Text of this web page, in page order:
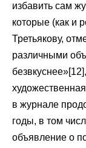
избавить сам
которые (как и
Третьякову,
различными
в журнале
годы, в том
объявление о